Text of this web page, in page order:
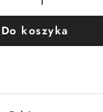
Do koszyka